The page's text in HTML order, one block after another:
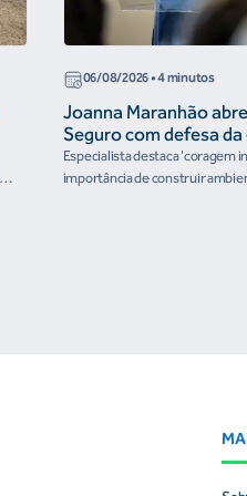
06/08/2026• 4 minutos
Joanna Maranhão
Seguro com defesa
Especialista destaca 'coragem
importância de construir